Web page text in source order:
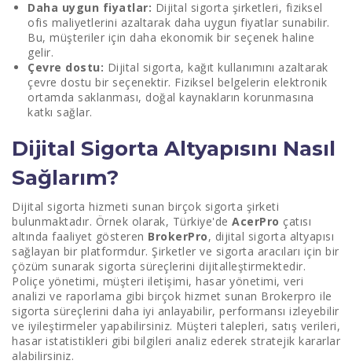
Daha uygun fiyatlar: Dijital sigorta şirketleri, fiziksel
ofis maliyetlerini azaltarak daha uygun fiyatlar sunabilir.
Bu, müşteriler için daha ekonomik bir seçenek haline
gelir.
Çevre dostu: Dijital sigorta, kağıt kullanımını azaltarak
çevre dostu bir seçenektir. Fiziksel belgelerin elektronik
ortamda saklanması, doğal kaynakların korunmasına
katkı sağlar.
Dijital Sigorta Altyapısını Nasıl
Sağlarım?
Dijital sigorta hizmeti sunan birçok sigorta şirketi
bulunmaktadır. Örnek olarak, Türkiye'de AcerPro çatısı
altında faaliyet gösteren BrokerPro, dijital sigorta altyapısı
sağlayan bir platformdur. Şirketler ve sigorta aracıları için bir
çözüm sunarak sigorta süreçlerini dijitalleştirmektedir.
Poliçe yönetimi, müşteri iletişimi, hasar yönetimi, veri
analizi ve raporlama gibi birçok hizmet sunan Brokerpro ile
sigorta süreçlerini daha iyi anlayabilir, performansı izleyebilir
ve iyileştirmeler yapabilirsiniz. Müşteri talepleri, satış verileri,
hasar istatistikleri gibi bilgileri analiz ederek stratejik kararlar
alabilirsiniz.